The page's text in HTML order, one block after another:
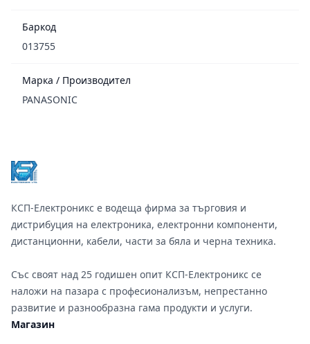
Баркод
013755
Марка / Производител
PANASONIC
КСП-Електроникс е водеща фирма за търговия и
дистрибуция на електроника, електронни компоненти,
дистанционни, кабели, части за бяла и черна техника.
Със своят над 25 годишен опит КСП-Електроникс се
наложи на пазара с професионализъм, непрестанно
развитие и разнообразна гама продукти и услуги.
Магазин